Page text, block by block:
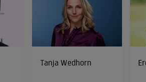
Tanja Wedhorn